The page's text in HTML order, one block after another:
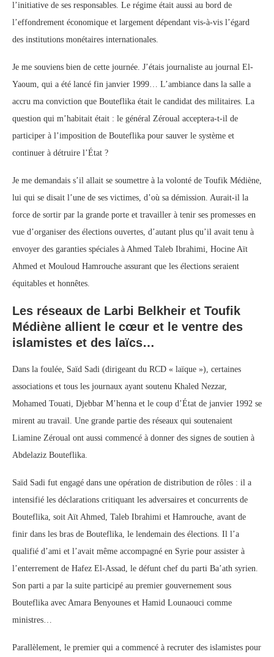
l’initiative de ses responsables. Le régime était aussi au bord de
l’effondrement économique et largement dépendant vis-à-vis l’égard
des institutions monétaires internationales.
Je me souviens bien de cette journée. J’étais journaliste au journal El-
Yaoum, qui a été lancé fin janvier 1999… L’ambiance dans la salle a
accru ma conviction que Bouteflika était le candidat des militaires. La
question qui m’habitait était : le général Zéroual acceptera-t-il de
participer à l’imposition de Bouteflika pour sauver le système et
continuer à détruire l’État ?
Je me demandais s’il allait se soumettre à la volonté de Toufik Médiène,
lui qui se disait l’une de ses victimes, d’où sa démission. Aurait-il la
force de sortir par la grande porte et travailler à tenir ses promesses en
vue d’organiser des élections ouvertes, d’autant plus qu’il avait tenu à
envoyer des garanties spéciales à Ahmed Taleb Ibrahimi, Hocine Aït
Ahmed et Mouloud Hamrouche assurant que les élections seraient
équitables et honnêtes.
Les réseaux de Larbi Belkheir et Toufik
Médiène allient le cœur et le ventre des
islamistes et des laïcs…
Dans la foulée, Saïd Sadi (dirigeant du RCD « laïque »), certaines
associations et tous les journaux ayant soutenu Khaled Nezzar,
Mohamed Touati, Djebbar M’henna et le coup d’État de janvier 1992 se
mirent au travail. Une grande partie des réseaux qui soutenaient
Liamine Zéroual ont aussi commencé à donner des signes de soutien à
Abdelaziz Bouteflika.
Saïd Sadi fut engagé dans une opération de distribution de rôles : il a
intensifié les déclarations critiquant les adversaires et concurrents de
Bouteflika, soit Aït Ahmed, Taleb Ibrahimi et Hamrouche, avant de
finir dans les bras de Bouteflika, le lendemain des élections. Il l’a
qualifié d’ami et l’avait même accompagné en Syrie pour assister à
l’enterrement de Hafez El-Assad, le défunt chef du parti Ba’ath syrien.
Son parti a par la suite participé au premier gouvernement sous
Bouteflika avec Amara Benyounes et Hamid Lounaouci comme
ministres…
Parallèlement, le premier qui a commencé à recruter des islamistes pour